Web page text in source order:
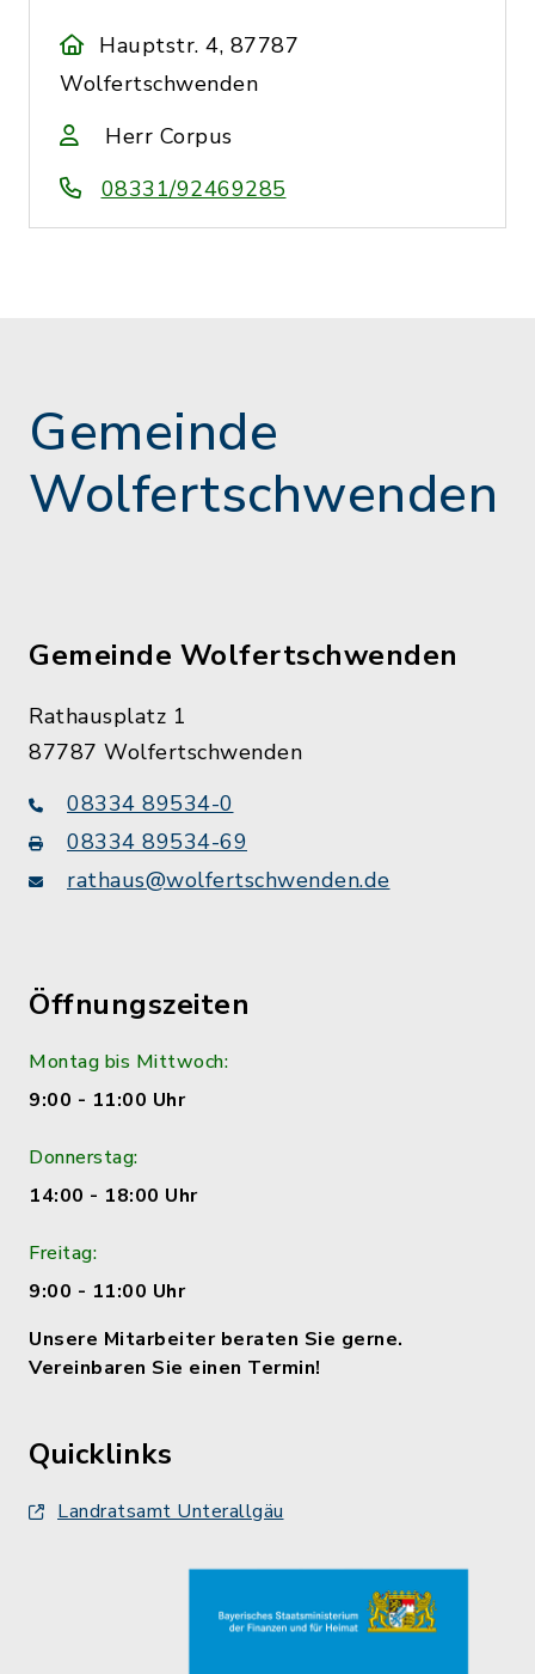
Hauptstr. 4, 87787
Wolfertschwenden
Herr Corpus
08331/92469285
Gemeinde
Wolfertschwenden
Gemeinde Wolfertschwenden
Rathausplatz 1
87787 Wolfertschwenden
08334 89534-0
08334 89534-69
rathaus@wolfertschwenden.de
Öffnungszeiten
Montag bis Mittwoch:
9:00 - 11:00 Uhr
Donnerstag:
14:00 - 18:00 Uhr
Freitag:
9:00 - 11:00 Uhr
Unsere Mitarbeiter beraten Sie gerne.
Vereinbaren Sie einen Termin!
Quicklinks
Landratsamt Unterallgäu